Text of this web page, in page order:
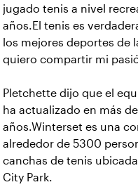
jugado tenis a nivel
años.El tenis es
los mejores deportes de
quiero compartir mi
Pletchette dijo que el
ha actualizado en más
años.Winterset es una
alrededor de 5300
canchas de tenis
City Park.